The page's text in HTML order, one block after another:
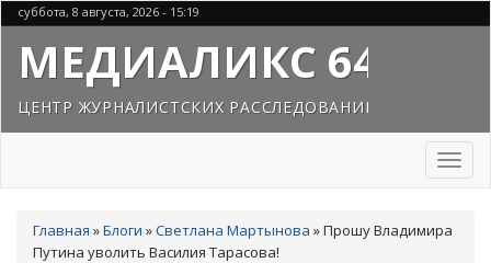
Перейти
к
основному
содержанию
суббота, 8 августа, 2026 - 15:19
МЕДИАЛИКС 64
ЦЕНТР ЖУРНАЛИСТСКИХ РАССЛЕДОВАНИЙ
Toggle
здесь
Главная »Блоги »Светлана Мартынова »Прошу Владимира
Путина уволить Василия Тарасова!